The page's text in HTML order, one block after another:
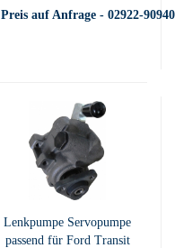
Preis auf Anfrage - 02922-
Lenkpumpe Servopumpe
passend für Ford Transit